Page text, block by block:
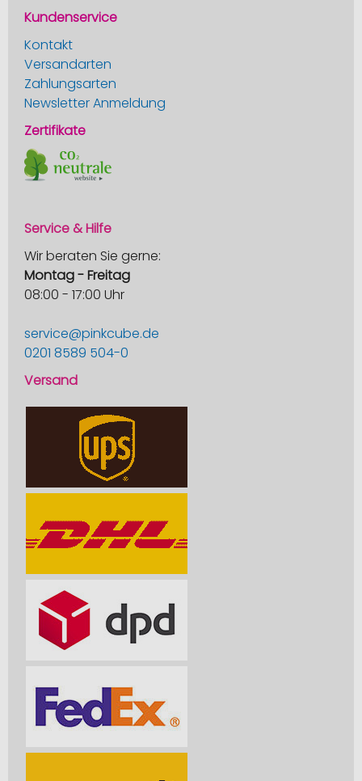
Kundenservice
Kontakt
Versandarten
Zahlungsarten
Newsletter Anmeldung
Zertifikate
Service & Hilfe
Wir beraten Sie gerne:
Montag - Freitag
08:00 - 17:00 Uhr
service@pinkcube.de
0201 8589 504-0
Versand